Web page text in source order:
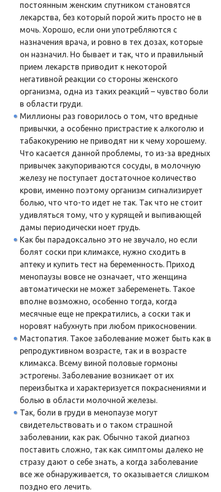
постоянным женским спутником становятся
лекарства, без который порой жить просто не в
мочь. Хорошо, если они употребляются с
назначения врача, и ровно в тех дозах, которые
он назначил. Но бывает и так, что и правильный
прием лекарств приводит к некоторой
негативной реакции со стороны женского
организма, одна из таких реакций – чувство боли
в области груди.
Миллионы раз говорилось о том, что вредные
привычки, а особенно пристрастие к алкоголю и
табакокурению не приводят ни к чему хорошему.
Что касается данной проблемы, то из-за вредных
привычек закупориваются сосуды, в молочную
железу не поступает достаточное количество
крови, именно поэтому организм сигнализирует
болью, что что-то идет не так. Так что не стоит
удивляться тому, что у курящей и выпивающей
дамы периодически ноет грудь.
Как бы парадоксально это не звучало, но если
болят соски при климаксе, нужно сходить в
аптеку и купить тест на беременность. Приход
менопаузы вовсе не означает, что женщина
автоматически не может забеременеть. Такое
вполне возможно, особенно тогда, когда
месячные еще не прекратились, а соски так и
норовят набухнуть при любом прикосновении.
Мастопатия. Такое заболевание может быть как в
репродуктивном возрасте, так и в возрасте
климакса. Всему виной половые гормоны
эстрогены. Заболевание возникает от их
переизбытка и характеризуется покраснениями и
болью в области молочной железы.
Так, боли в груди в менопаузе могут
свидетельствовать и о таком страшной
заболевании, как рак. Обычно такой диагноз
поставить сложно, так как симптомы далеко не
стразу дают о себе знать, а когда заболевание
все же обнаруживается, то оказывается слишком
поздно его лечить.